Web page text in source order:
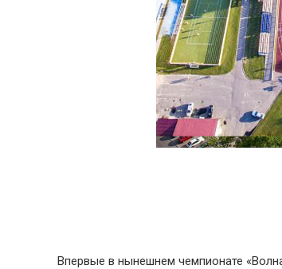
Впервые в нынешнем чемпионате